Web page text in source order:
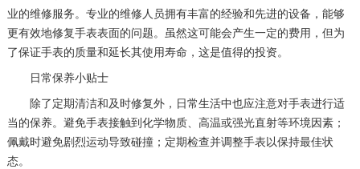
业的维修服务。专业的维修人员拥有丰富的经验和先进的设备，能够
更有效地修复手表表面的问题。虽然这可能会产生一定的费用，但为
了保证手表的质量和延长其使用寿命，这是值得的投资。
日常保养小贴士
除了定期清洁和及时修复外，日常生活中也应注意对手表进行适
当的保养。避免手表接触到化学物质、高温或强光直射等环境因素；
佩戴时避免剧烈运动导致碰撞；定期检查并调整手表以保持最佳状
态。